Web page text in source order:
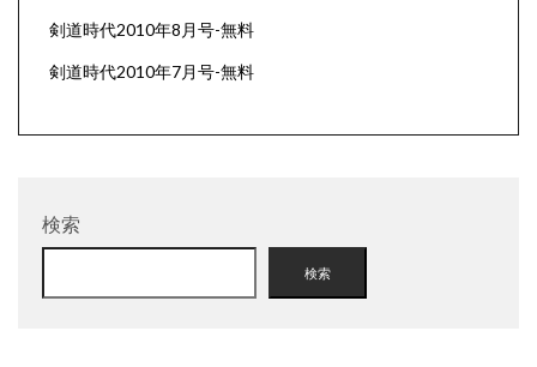
剣道時代2010年8月号-無料
剣道時代2010年7月号-無料
検索
検索